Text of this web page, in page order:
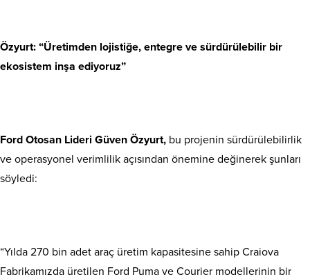
Özyurt: “Üretimden lojistiğe, entegre ve sürdürülebilir bir
ekosistem inşa ediyoruz”
Ford Otosan Lideri Güven Özyurt, bu projenin sürdürülebilirlik
ve operasyonel verimlilik açısından önemine değinerek şunları
söyledi:
“Yılda 270 bin adet araç üretim kapasitesine sahip Craiova
Fabrikamızda üretilen Ford Puma ve Courier modellerinin bir